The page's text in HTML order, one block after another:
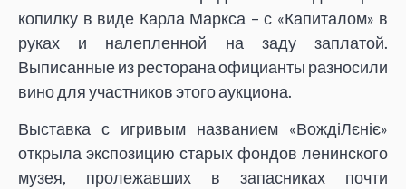
копилку в виде Карла Маркса – с «Капиталом» в
руках и налепленной на заду заплатой.
Выписанные из ресторана официанты разносили
вино для участников этого аукциона.
Выставка с игривым названием «ВождіЛєніє»
открыла экспозицию старых фондов ленинского
музея, пролежавших в запасниках почти